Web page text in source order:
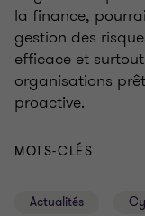
la finance,
gestion des
efficace et
organisations
proactive.
MOTS-CLÉS
Actualités